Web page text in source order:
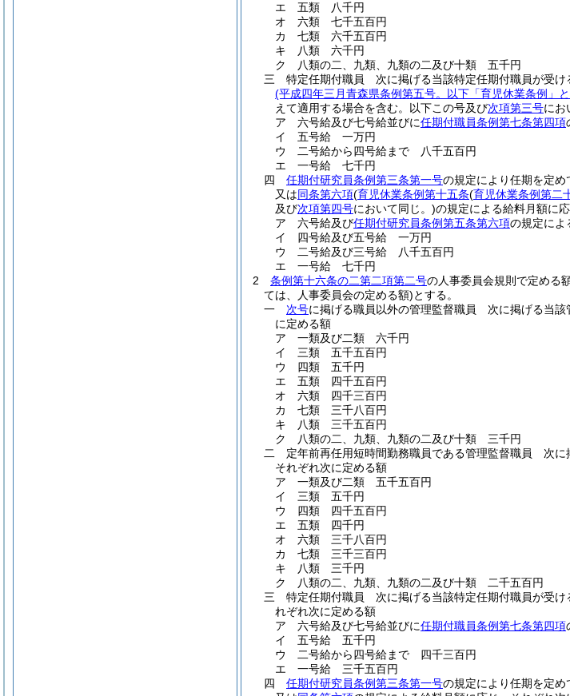
エ
五類 八千円
オ
六類 七千五百円
カ
七類 六千五百円
キ
八類 六千円
ク
八類の二、九類、九類の二及び十類 五千円
三
特定任期付職員 次に掲げる当該特定任期付職員が受け
(平成四年三月青森県条例第五号。以下「育児休業条例」
えて適用する場合を含む。以下この号及び次項第三号にお
ア
六号給及び七号給並びに任期付職員条例第七条第四項
イ
五号給 一万円
ウ
二号給から四号給まで 八千五百円
エ
一号給 七千円
四
任期付研究員条例第三条第一号の規定により任期を定
又は同条第六項(育児休業条例第十五条(育児休業条例第二
及び次項第四号において同じ。)の規定による給料月額に
ア
六号給及び任期付研究員条例第五条第六項の規定に
イ
四号給及び五号給 一万円
ウ
二号給及び三号給 八千五百円
エ
一号給 七千円
2
条例第十六条の二第二項第二号の人事委員会規則で定める額
ては、人事委員会の定める額)とする。
一
次号に掲げる職員以外の管理監督職員 次に掲げる当
に定める額
ア
一類及び二類 六千円
イ
三類 五千五百円
ウ
四類 五千円
エ
五類 四千五百円
オ
六類 四千三百円
カ
七類 三千八百円
キ
八類 三千五百円
ク
八類の二、九類、九類の二及び十類 三千円
二
定年前再任用短時間勤務職員である管理監督職員 次に
それぞれ次に定める額
ア
一類及び二類 五千五百円
イ
三類 五千円
ウ
四類 四千五百円
エ
五類 四千円
オ
六類 三千八百円
カ
七類 三千三百円
キ
八類 三千円
ク
八類の二、九類、九類の二及び十類 二千五百円
三
特定任期付職員 次に掲げる当該特定任期付職員が受け
れぞれ次に定める額
ア
六号給及び七号給並びに任期付職員条例第七条第四項
イ
五号給 五千円
ウ
二号給から四号給まで 四千三百円
エ
一号給 三千五百円
四
任期付研究員条例第三条第一号の規定により任期を定